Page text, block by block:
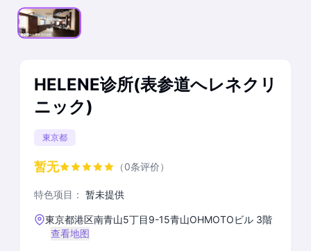
HELENE诊所(表参道へレネクリ
ニック)
東京都
暂无 （0条评价）
特色项目： 暂未提供
東京都港区南青山5丁目9-15青山OHMOTOビル 3階
查看地图